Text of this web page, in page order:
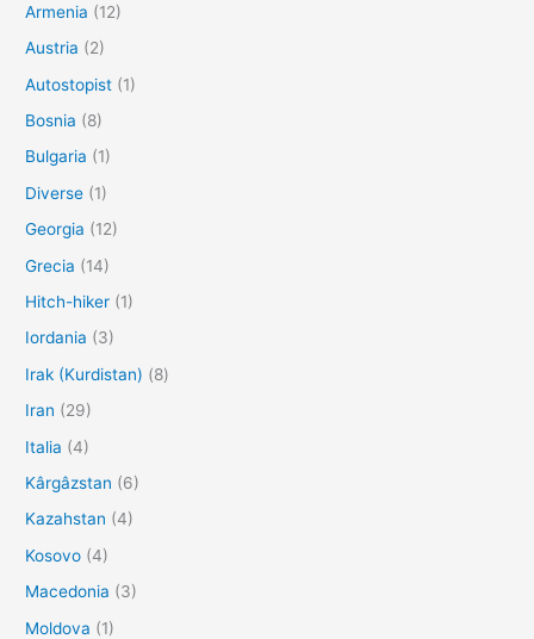
Armenia (12)
Austria (2)
Autostopist (1)
Bosnia (8)
Bulgaria (1)
Diverse (1)
Georgia (12)
Grecia (14)
Hitch-hiker (1)
Iordania (3)
Irak (Kurdistan) (8)
Iran (29)
Italia (4)
Kârgâzstan (6)
Kazahstan (4)
Kosovo (4)
Macedonia (3)
Moldova (1)